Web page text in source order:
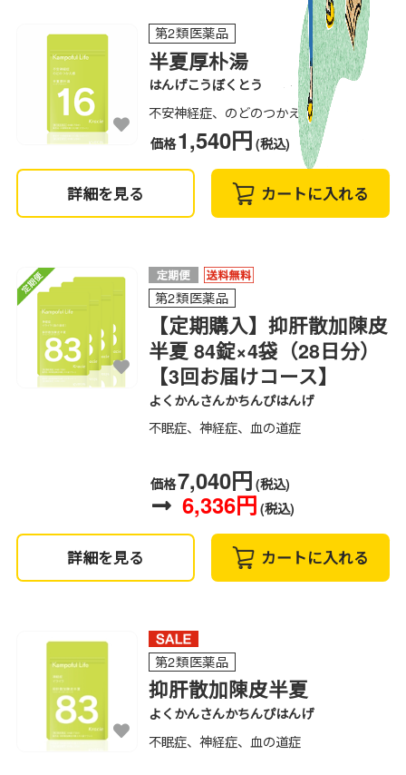
第2類医薬品
半夏厚朴湯
はんげこうぼくとう
不安神経症、のどのつかえ感
価格1,540円 (税込)
詳細を見る カートに入れる
第2類医薬品
【定期購入】抑肝散加陳皮
半夏 84錠×4袋（28日分）
【3回お届けコース】
よくかんさんかちんぴはんげ
不眠症、神経症、血の道症
価格7,040円 (税込)
6,336円 (税込)
詳細を見る カートに入れる
第2類医薬品
抑肝散加陳皮半夏
よくかんさんかちんぴはんげ
不眠症、神経症、血の道症